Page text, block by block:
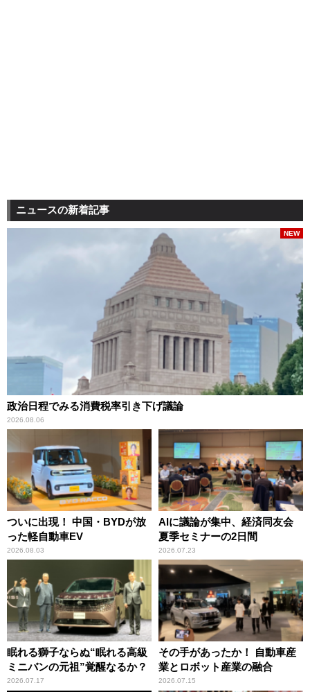
ニュースの新着記事
政治日程でみる消費税率引き下げ議論
2026.08.06
NEW
ついに出現！ 中国・BYDが放
った軽自動車EV
2026.08.03
AIに議論が集中、経済同友会
夏季セミナーの2日間
2026.07.23
眠れる獅子ならぬ“眠れる高級
ミニバンの元祖”覚醒なるか？
2026.07.17
その手があったか！ 自動車産
業とロボット産業の融合
2026.07.15